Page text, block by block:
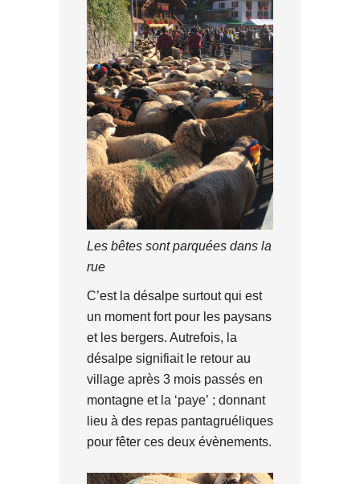
Les bêtes sont parquées dans la
rue
C’est la désalpe surtout qui est
un moment fort pour les paysans
et les bergers. Autrefois, la
désalpe signifiait le retour au
village après 3 mois passés en
montagne et la ‘paye’ ; donnant
lieu à des repas pantagruéliques
pour fêter ces deux évènements.